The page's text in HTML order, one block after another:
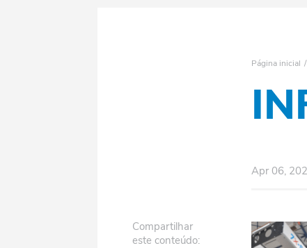
Página inicial
Apr 06,
Compartilhar
este conteúdo: